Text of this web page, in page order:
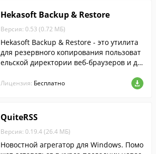
Hekasoft Backup & Restore
Версия: 0.53 (0.72 МБ)
Hekasoft Backup & Restore - это утилита
для резервного копирования пользоват
ельской директории веб-браузеров и др
Лицензия: Бесплатно
QuiteRSS
Версия: 0.19.4 (26.4 МБ)
Новостной агрегатор для Windows. Помо